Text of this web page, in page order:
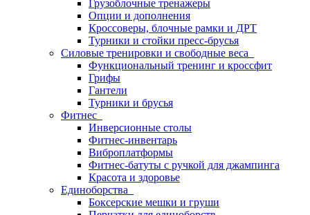
Грузоблочные тренажеры
Опции и дополнения
Кроссоверы, блочные рамки и ДРТ
Турники и стойки пресс-брусья
Силовые тренировки и свободные веса
Функциональный тренинг и кроссфит
Грифы
Гантели
Турники и брусья
Фитнес
Инверсионные столы
Фитнес-инвентарь
Виброплатформы
Фитнес-батуты с ручкой для джампинга
Красота и здоровье
Единоборства
Боксерские мешки и груши